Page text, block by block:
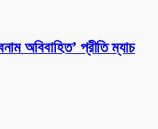
অবিবাহিত’ প্রীতি ম্যাচ